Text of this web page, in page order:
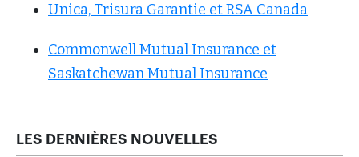
Unica, Trisura Garantie et RSA Canada
Commonwell Mutual Insurance et
Saskatchewan Mutual Insurance
LES DERNIÈRES NOUVELLES